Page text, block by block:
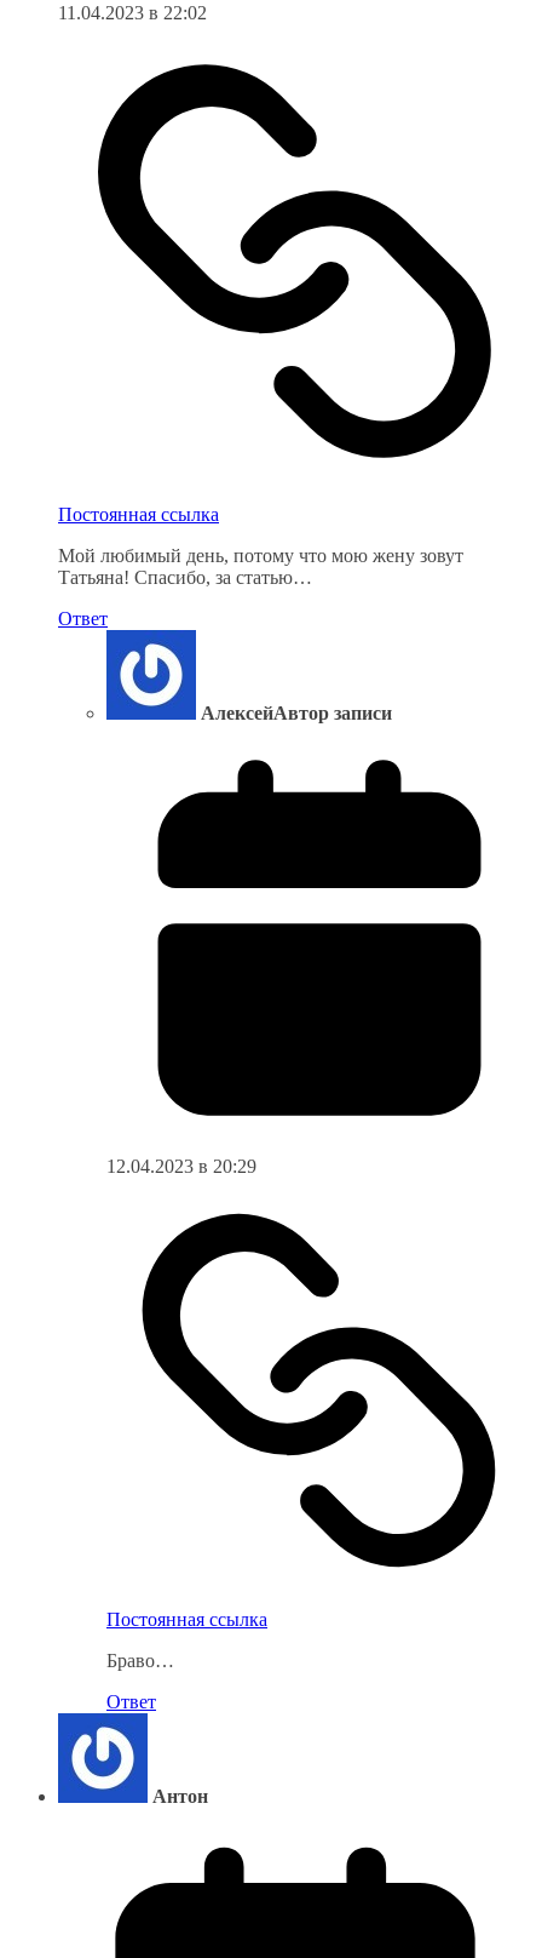
11.04.2023 в 22:02
Постоянная ссылка
Мой любимый день, потому что мою жену зовут
Татьяна! Спасибо, за статью…
Ответ
АлексейАвтор записи
12.04.2023 в 20:29
Постоянная ссылка
Браво…
Ответ
Антон